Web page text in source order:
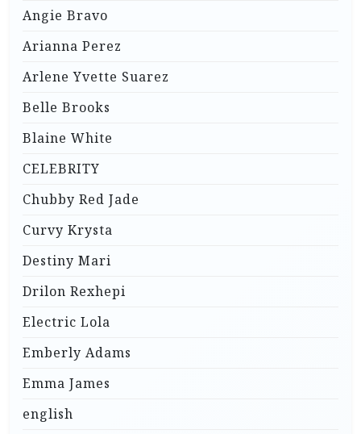
Angie Bravo
Arianna Perez
Arlene Yvette Suarez
Belle Brooks
Blaine White
CELEBRITY
Chubby Red Jade
Curvy Krysta
Destiny Mari
Drilon Rexhepi
Electric Lola
Emberly Adams
Emma James
english